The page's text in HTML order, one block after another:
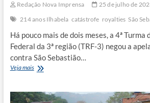
Redação Nova Imprensa
25 de julho de
214 anos Ilhabela catástrofe royalties São
Há pouco mais de dois meses, a 4ª Turma
Federal da 3ª região (TRF-3) negou a
contra São Sebastião…
Veja maisPrefeitura
de